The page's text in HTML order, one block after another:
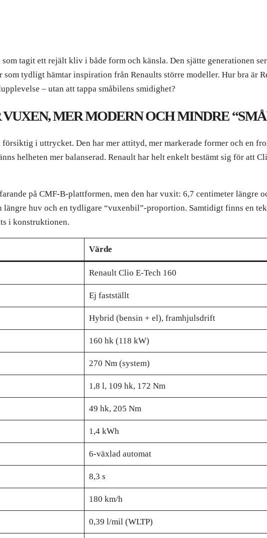
tagit ett rejält kliv i både form och känsla. Den sjätte generationen
tydligt hämtar inspiration från Renaults större modeller. Hur bra är
– utan att tappa småbilens smidighet?
MER MODERN OCH MINDRE
i uttrycket. Den har mer attityd, mer markerade former och en
helheten mer balanserad. Renault har helt enkelt bestämt sig för att
på CMF-B-plattformen, men den har vuxit: 6,7 centimeter längre
huv och en tydligare “vuxenbil”-proportion. Samtidigt finns en
i konstruktionen.
Värde
Renault Clio E-Tech 160
Ej fastställt
Hybrid (bensin + el), framhjulsdrift
160 hk (118 kW)
270 Nm (system)
1,8 l, 109 hk, 172 Nm
49 hk, 205 Nm
1,4 kWh
6-växlad automat
8,3 s
180 km/h
0,39 l/mil (WLTP)